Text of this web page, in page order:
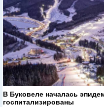
В Буковеле началась
госпитализированы